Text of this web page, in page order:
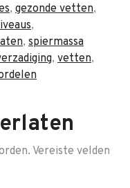
, gezonde vetten,
,
, spiermassa
, vetten,
Vereiste velden